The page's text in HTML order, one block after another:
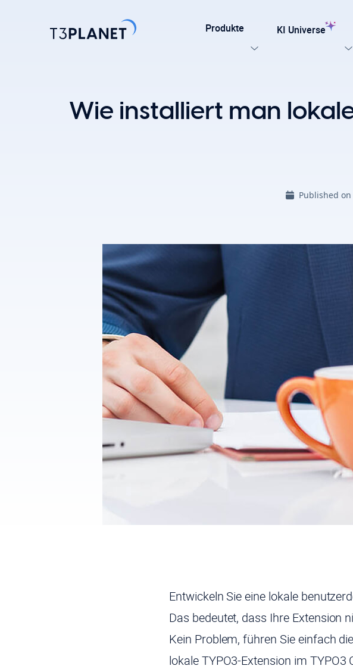
Produkte
TYPO3-Template für
KI Universe
Wie installiert man
Published
Entwickeln Sie eine lokale
Das bedeutet, dass Ihre Extension
Kein Problem, führen Sie einfach
lokale TYPO3-Extension im